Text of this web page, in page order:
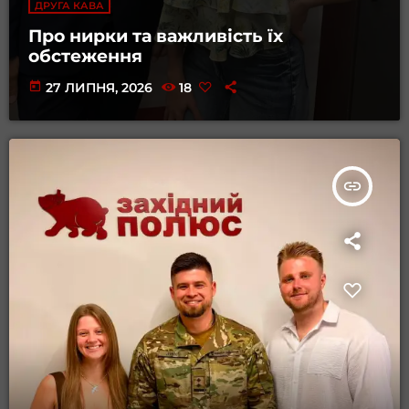
ДРУГА КАВА
Про нирки та важливість їх
обстеження
today 27 ЛИПНЯ, 2026 18
insert_link